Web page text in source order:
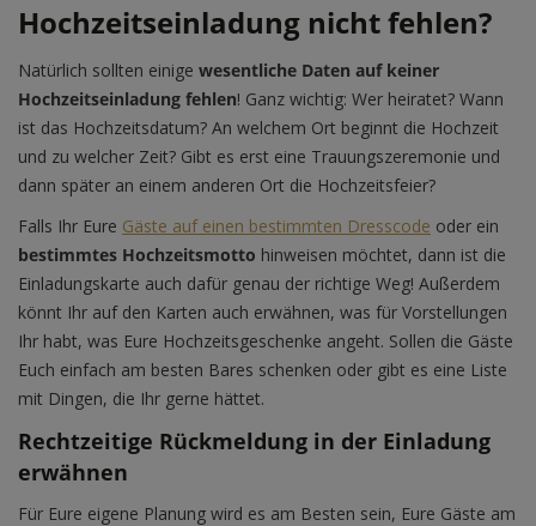
Hochzeitseinladung nicht fehlen?
Natürlich sollten einige wesentliche Daten auf keiner
Hochzeitseinladung fehlen! Ganz wichtig: Wer heiratet? Wann
ist das Hochzeitsdatum? An welchem Ort beginnt die Hochzeit
und zu welcher Zeit? Gibt es erst eine Trauungszeremonie und
dann später an einem anderen Ort die Hochzeitsfeier?
Falls Ihr Eure Gäste auf einen bestimmten Dresscode oder ein
bestimmtes Hochzeitsmotto hinweisen möchtet, dann ist die
Einladungskarte auch dafür genau der richtige Weg! Außerdem
könnt Ihr auf den Karten auch erwähnen, was für Vorstellungen
Ihr habt, was Eure Hochzeitsgeschenke angeht. Sollen die Gäste
Euch einfach am besten Bares schenken oder gibt es eine Liste
mit Dingen, die Ihr gerne hättet.
Rechtzeitige Rückmeldung in der Einladung
erwähnen
Für Eure eigene Planung wird es am Besten sein, Eure Gäste am